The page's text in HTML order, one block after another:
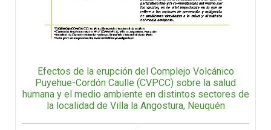
Efectos de la erupción del Complejo Volcánico
Puyehue-Cordón Caulle (CVPCC) sobre la salud
humana y el medio ambiente en distintos sectores de
la localidad de Villa la Angostura, Neuquén